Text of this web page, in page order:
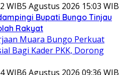
WIB5 Agustus 2026 15:03 WIB
Bupati Bungo Tinjau
Rakyat
WIB6 Agustus 2026 09:36 WIB